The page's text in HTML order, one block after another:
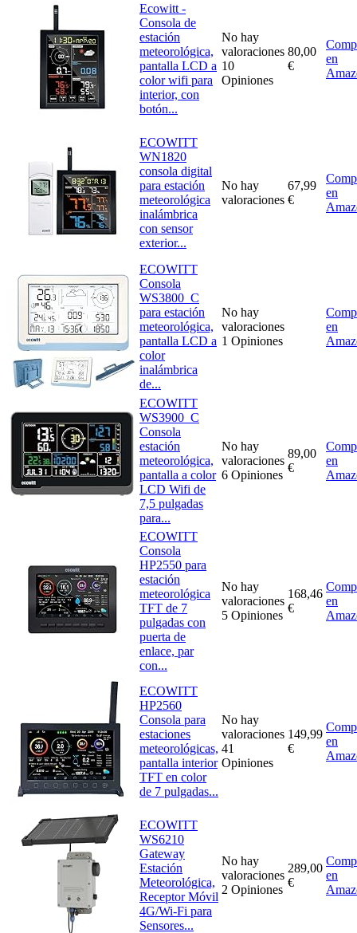
Ecowitt -
Consola de
estación
meteorológica,
pantalla LCD a
color wifi para
interior, con
botón...
No hay
valoraciones
10
Opiniones
80,00
€
en
ECOWITT
WN1820
consola digital
para estación
meteorológica
inalámbrica
con sensor
exterior...
No hay
valoraciones
67,99
€
en
ECOWITT
Consola
WS3800_C
para estación
meteorológica,
pantalla LCD a
color
inalámbrica
de...
No hay
valoraciones
1 Opiniones
en
ECOWITT
WS3900_C
Consola
estación
meteorológica,
pantalla a color
LCD Wifi de
7,5 pulgadas
para...
No hay
valoraciones
6 Opiniones
89,00
€
en
ECOWITT
Consola
HP2550 para
estación
meteorológica
TFT de 7
pulgadas con
puerta de
enlace, par
con...
No hay
valoraciones
5 Opiniones
168,46
€
en
ECOWITT
HP2560
Consola para
estaciones
meteorológicas,
pantalla interior
TFT en color
de 7 pulgadas...
No hay
valoraciones
41
Opiniones
149,99
€
en
ECOWITT
WS6210
Gateway
Estación
Meteorológica,
Receptor Móvil
4G/Wi-Fi para
Sensores...
No hay
valoraciones
2 Opiniones
289,00
€
en